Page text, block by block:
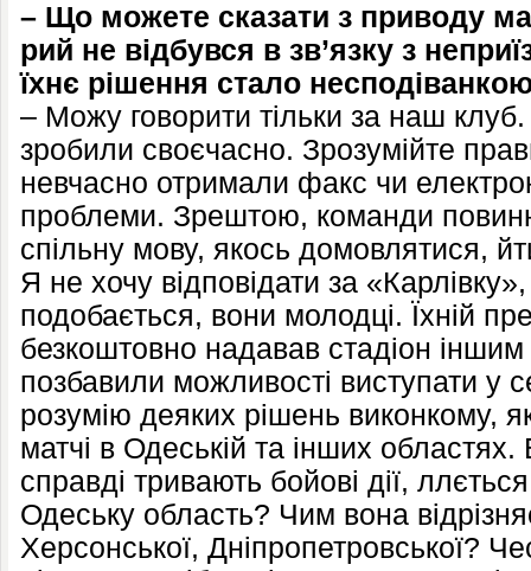
– Що можете сказати з приводу
рий не відбувся в зв’язку з
їхнє рішення стало
– Можу говорити тільки за наш
зробили своєчасно. Зрозумійте
невчасно отримали факс чи
проблеми. Зрештою, команди
спільну мову, якось домовлятися,
Я не хочу відповідати за
подобається, вони молодці. Їхній
безкоштовно надавав стадіон
позбавили можливості виступати у
розумію деяких рішень виконкому,
матчі в Одеській та інших
справді тривають бойові дії,
Одеську область? Чим вона
Херсонської, Дніпропетровської?